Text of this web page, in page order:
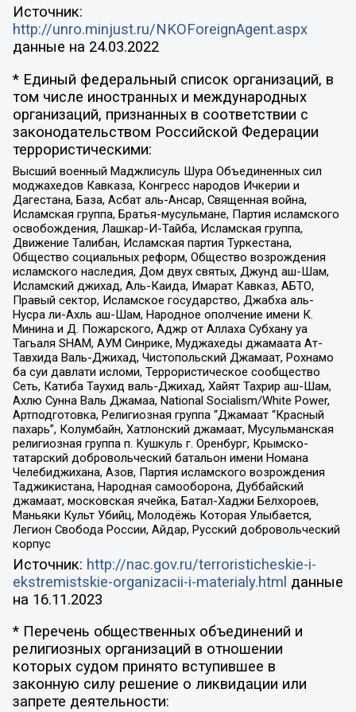
Источник:
http://unro.minjust.ru/NKOForeignAgent.aspx
данные на 24.03.2022
* Единый федеральный список организаций, в
том числе иностранных и международных
организаций, признанных в соответствии с
законодательством Российской Федерации
террористическими:
Высший военный Маджлисуль Шура Объединенных сил
моджахедов Кавказа, Конгресс народов Ичкерии и
Дагестана, База, Асбат аль-Ансар, Священная война,
Исламская группа, Братья-мусульмане, Партия исламского
освобождения, Лашкар-И-Тайба, Исламская группа,
Движение Талибан, Исламская партия Туркестана,
Общество социальных реформ, Общество возрождения
исламского наследия, Дом двух святых, Джунд аш-Шам,
Исламский джихад, Аль-Каида, Имарат Кавказ, АБТО,
Правый сектор, Исламское государство, Джабха аль-
Нусра ли-Ахль аш-Шам, Народное ополчение имени К.
Минина и Д. Пожарского, Аджр от Аллаха Субхану уа
Тагьаля SHAM, АУМ Синрике, Муджахеды джамаата Ат-
Тавхида Валь-Джихад, Чистопольский Джамаат, Рохнамо
ба суи давлати исломи, Террористическое сообщество
Сеть, Катиба Таухид валь-Джихад, Хайят Тахрир аш-Шам,
Ахлю Сунна Валь Джамаа, National Socialism/White Power,
Артподготовка, Религиозная группа “Джамаат “Красный
пахарь”, Колумбайн, Хатлонский джамаат, Мусульманская
религиозная группа п. Кушкуль г. Оренбург, Крымско-
татарский добровольческий батальон имени Номана
Челебиджихана, Азов, Партия исламского возрождения
Таджикистана, Народная самооборона, Дуббайский
джамаат, московская ячейка, Батал-Хаджи Белхороев,
Маньяки Культ Убийц, Молодёжь Которая Улыбается,
Легион Свобода России, Айдар, Русский добровольческий
корпус
Источник: http://nac.gov.ru/terroristicheskie-i-
ekstremistskie-organizacii-i-materialy.html данные
на 16.11.2023
* Перечень общественных объединений и
религиозных организаций в отношении
которых судом принято вступившее в
законную силу решение о ликвидации или
запрете деятельности: